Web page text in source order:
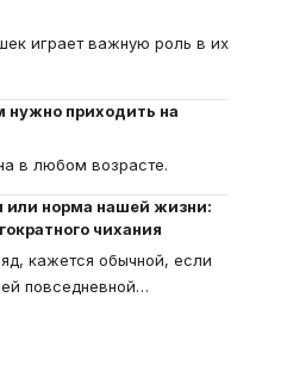
играет важную роль в их
нужно приходить на
в любом возрасте.
или норма нашей жизни:
чихания
кажется обычной, если
повседневной…